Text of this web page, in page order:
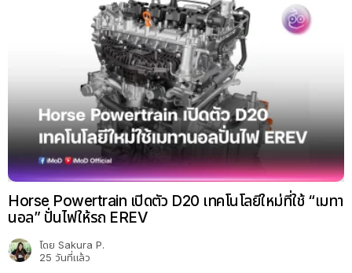
Horse Powertrain เปิดตัว D20 เทคโนโลยีใหม่ที่ใช้ “เมทา
นอล” ปั่นไฟให้รถ EREV
โดย Sakura P.
25 วันที่แล้ว